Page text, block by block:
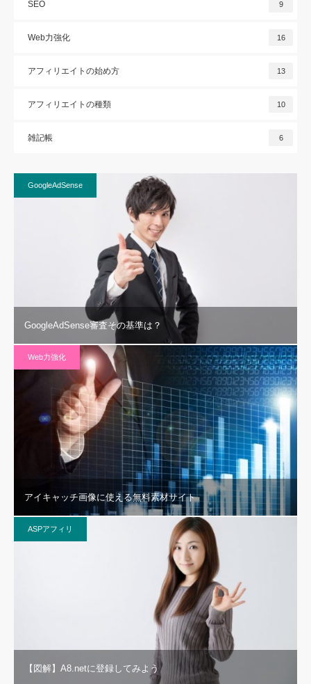
SEO 9
Web力強化 16
アフィリエイトの始め方 13
アフィリエイトの種類 10
雑記帳 6
GoogleAdSense
GoogleAdSense審査その基準は？
Web力強化
アイキャッチ画像に使える無料素材サイト
ASPアフィリ
【図解】A8.netに登録してみよう